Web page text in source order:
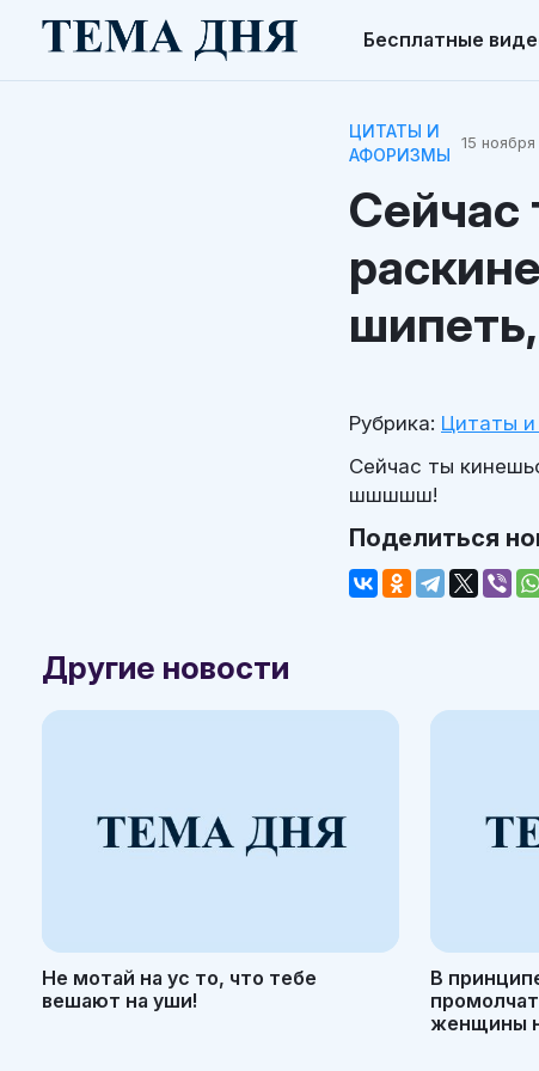
Бесплатные
ЦИТАТЫ И
АФОРИЗМЫ
15
Сейчас
Рубрика: Цитаты
Сейчас ты
шшшшш!
Поделиться
Другие новости
Не мотай на ус то, что тебе
вешают на уши!
В
женщины